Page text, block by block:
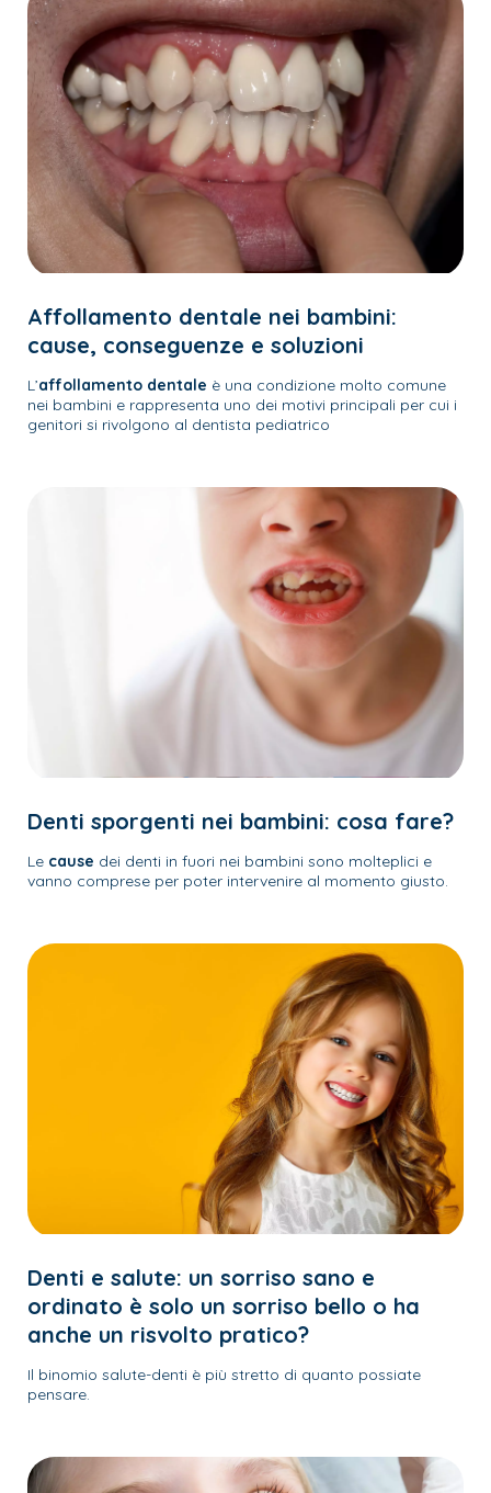
Affollamento dentale nei bambini:
cause, conseguenze e soluzioni
L’affollamento dentale è una condizione molto comune
nei bambini e rappresenta uno dei motivi principali per cui i
genitori si rivolgono al dentista pediatrico
Denti sporgenti nei bambini: cosa fare?
Le cause dei denti in fuori nei bambini sono molteplici e
vanno comprese per poter intervenire al momento giusto.
Denti e salute: un sorriso sano e
ordinato è solo un sorriso bello o ha
anche un risvolto pratico?
Il binomio salute-denti è più stretto di quanto possiate
pensare.